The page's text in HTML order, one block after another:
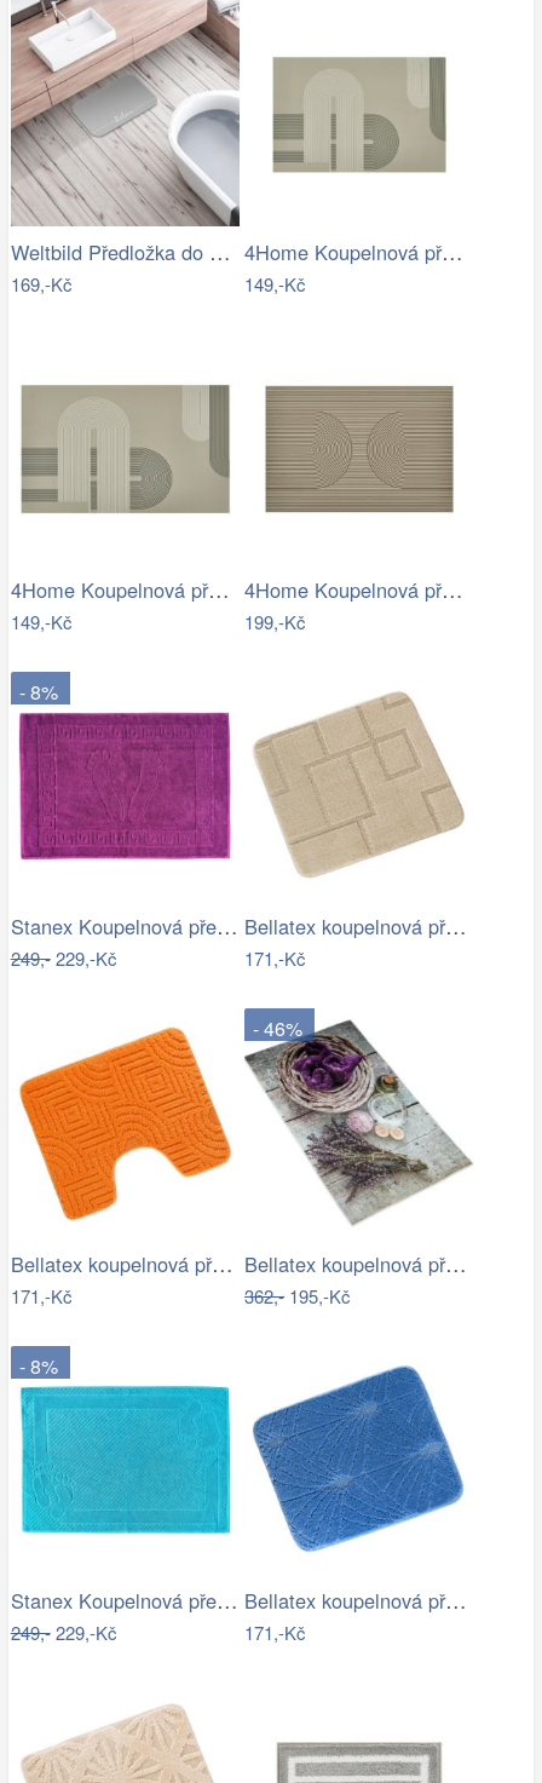
Weltbild Předložka do koupelny Relax,…
169,-Kč
4Home Koupelnová předložka Abstract, 40…
149,-Kč
4Home Koupelnová předložka Abstract, 50…
149,-Kč
4Home Koupelnová předložka Infinity, 40…
199,-Kč
- 8%
Stanex Koupelnová předložka Mexico…
249,-229,-Kč
Bellatex koupelnová předložka BANY…
171,-Kč
Bellatex koupelnová předložka BANY…
171,-Kč
- 46%
Bellatex koupelnová předložka 3D tisk…
362,-195,-Kč
- 8%
Stanex Koupelnová předložka Mexico…
249,-229,-Kč
Bellatex koupelnová předložka BANY…
171,-Kč